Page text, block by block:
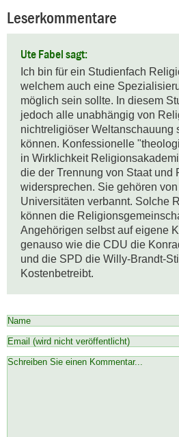
Leserkommentare
Ute Fabel sagt:
Ich bin für ein Studienfach
welchem auch eine
möglich sein sollte. In diesem
jedoch alle unabhängig von
nichtreligiöser Weltanschauung
können. Konfessionelle
in Wirklichkeit
die der Trennung von Staat und
widersprechen. Sie gehören
Universitäten verbannt. Solche
können die
Angehörigen selbst auf eigene
genauso wie die CDU die
und die SPD die Willy-Brandt-
Kostenbetreibt.